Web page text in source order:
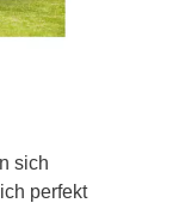
sich
perfekt